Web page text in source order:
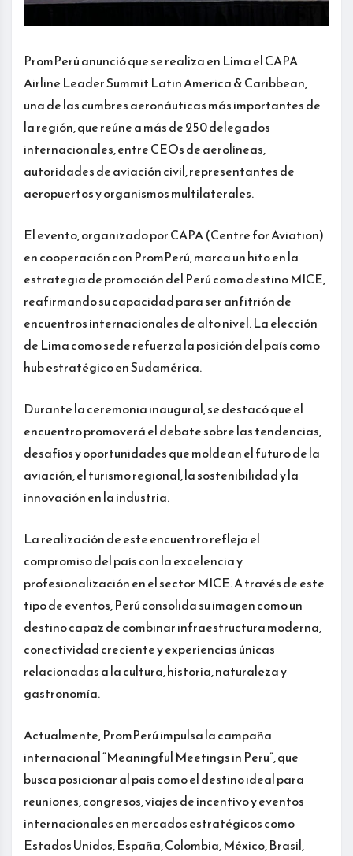
PromPerú anunció que se realiza en Lima el CAPA
Airline Leader Summit Latin America & Caribbean,
una de las cumbres aeronáuticas más importantes de
la región, que reúne a más de 250 delegados
internacionales, entre CEOs de aerolíneas,
autoridades de aviación civil, representantes de
aeropuertos y organismos multilaterales.
El evento, organizado por CAPA (Centre for Aviation)
en cooperación con PromPerú, marca un hito en la
estrategia de promoción del Perú como destino MICE,
reafirmando su capacidad para ser anfitrión de
encuentros internacionales de alto nivel. La elección
de Lima como sede refuerza la posición del país como
hub estratégico en Sudamérica.
Durante la ceremonia inaugural, se destacó que el
encuentro promoverá el debate sobre las tendencias,
desafíos y oportunidades que moldean el futuro de la
aviación, el turismo regional, la sostenibilidad y la
innovación en la industria.
La realización de este encuentro refleja el
compromiso del país con la excelencia y
profesionalización en el sector MICE. A través de este
tipo de eventos, Perú consolida su imagen como un
destino capaz de combinar infraestructura moderna,
conectividad creciente y experiencias únicas
relacionadas a la cultura, historia, naturaleza y
gastronomía.
Actualmente, PromPerú impulsa la campaña
internacional “Meaningful Meetings in Peru”, que
busca posicionar al país como el destino ideal para
reuniones, congresos, viajes de incentivo y eventos
internacionales en mercados estratégicos como
Estados Unidos, España, Colombia, México, Brasil,